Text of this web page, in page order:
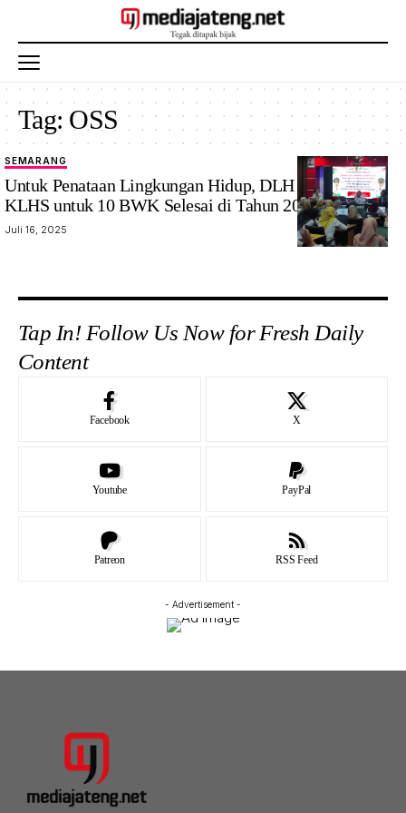
Tag: OSS
SEMARANG
Untuk Penataan Lingkungan Hidup, DLH Targetkan
KLHS untuk 10 BWK Selesai di Tahun 2025
Juli 16, 2025
Tap In! Follow Us Now for Fresh Daily
Content
Facebook X
Youtube PayPal
Patreon RSS Feed
- Advertisement -